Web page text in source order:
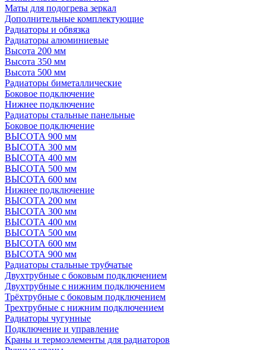
Маты для подогрева зеркал
Дополнительные комплектующие
Радиаторы и обвязка
Радиаторы алюминиевые
Высота 200 мм
Высота 350 мм
Высота 500 мм
Радиаторы биметаллические
Боковое подключение
Нижнее подключение
Радиаторы стальные панельные
Боковое подключение
ВЫСОТА 900 мм
ВЫСОТА 300 мм
ВЫСОТА 400 мм
ВЫСОТА 500 мм
ВЫСОТА 600 мм
Нижнее подключение
ВЫСОТА 200 мм
ВЫСОТА 300 мм
ВЫСОТА 400 мм
ВЫСОТА 500 мм
ВЫСОТА 600 мм
ВЫСОТА 900 мм
Радиаторы стальные трубчатые
Двухтрубные с боковым подключением
Двухтрубные с нижним подключением
Трёхтрубные с боковым подключением
Трехтрубные с нижним подключением
Радиаторы чугунные
Подключение и управление
Краны и термоэлементы для радиаторов